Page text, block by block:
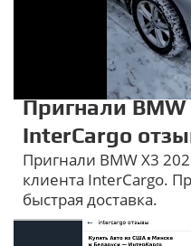
Пригнали BMW
InterCargo
Пригнали BMW X3
клиента InterCargo.
быстрая доставка.